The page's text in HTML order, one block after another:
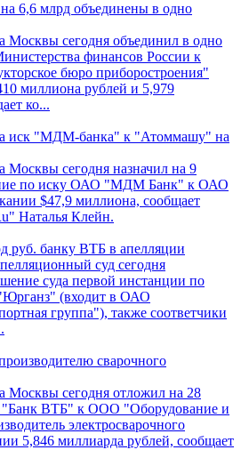
6,6 млрд объединены в одно
Москвы сегодня объединил в одно
финансов России к
бюро приборостроения"
миллиона рублей и 5,979
ко...
иск "МДМ-банка" к "Атоммашу" на
Москвы сегодня назначил на 9
по иску ОАО "МДМ Банк" к ОАО
$47,9 миллиона, сообщает
Наталья Клейн.
руб. банку ВТБ в апелляции
суд сегодня
суда первой инстанции по
(входит в ОАО
группа"), также соответчики
сварочного
Москвы сегодня отложил на 28
ВТБ" к ООО "Оборудование и
электросварочного
5,846 миллиарда рублей, сообщает